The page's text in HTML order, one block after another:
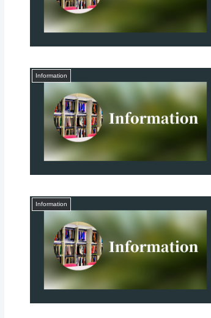
Information
Information